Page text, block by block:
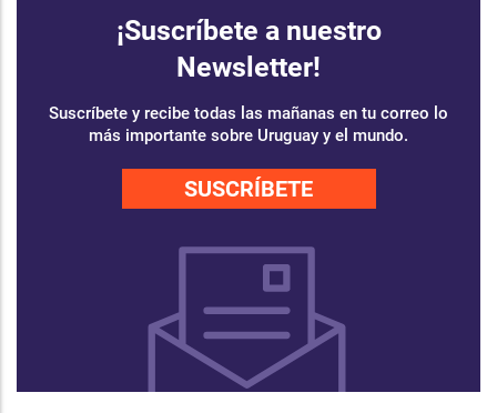
¡Suscríbete a nuestro
Newsletter!
Suscríbete y recibe todas las mañanas en tu correo lo
más importante sobre Uruguay y el mundo.
SUSCRÍBETE